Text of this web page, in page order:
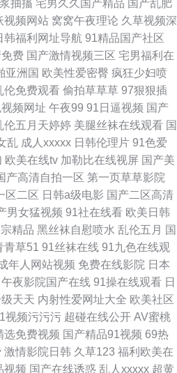
抽搐 宅男久久国产精品 国产乱肥
视频网站 窝窝午夜理论 久草视频深
韩福利网址导航 91精品国产社区
费 国产激情视频三区 宅男福利在
亚洲国 欧美性爱密臀 疯狂少妇喷
伦免费观看 偷拍草草草 97狠狠插
频网址 午夜99 91日逼视频 国产
伦五月天婷婷 美腿丝袜在线观看 国
乱 成人xxxxx 日韩伦理片 91色爱
欧美在线tv 加勒比在线视屏 国产美
产高清自拍一区 第一页草草影院
区二区 日韩a级电影 国产二区高清
男女猛视频 91社在线看 欧美日韩
精品 黑丝袜自慰喷水 乱伦五月 国
青草51 91丝袜在线 91九色在线观
年人网站视频 免费在线影院 日本
午夜影院国产在线 91操在线观看 日
天天 内射性爱网址大全 欧美社区
视频污污污 超碰在线公开 AV蜜桃
选免费视频 国产精品91视频 69热
激情影院日韩 久草123 福利欧美在
视频 国产在线诱惑 乱人xxxxx 超黄